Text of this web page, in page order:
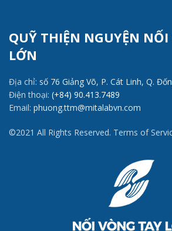
QUỸ THIỆN NGUYỆN
LỚN
Địa chỉ: số 76 Giảng Võ, P. Cát Linh, Q.
Điện thoại: (+84) 90.413.7489
Email: phuong.ttm@mitalabvn.com
©2021 All Rights Reserved. Terms of